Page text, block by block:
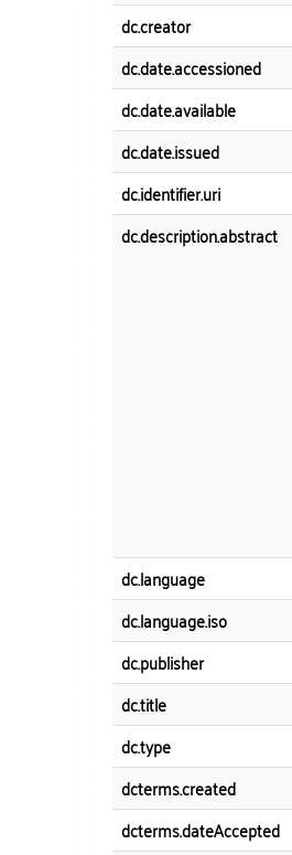
dc.creator
dc.date.accessioned
dc.date.available
dc.date.issued
dc.identifier.uri
dc.description.abstract
dc.language
dc.language.iso
dc.publisher
dc.title
dc.type
dcterms.created
dcterms.dateAccepted